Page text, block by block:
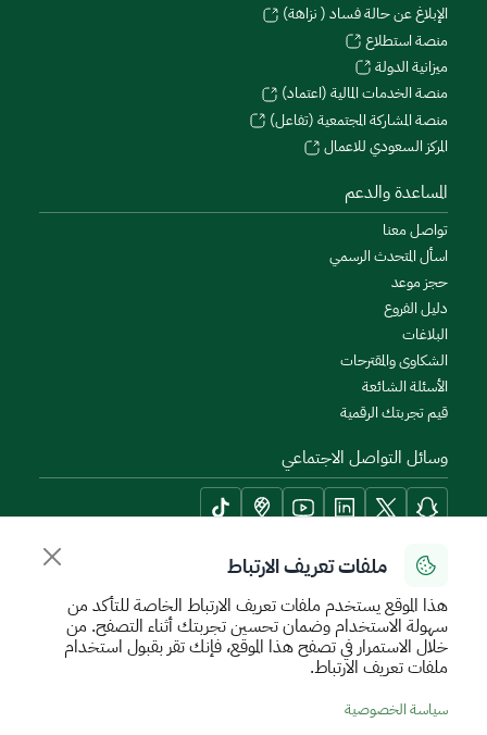
ملفات تعريف الارتباط
هذا الموقع يستخدم ملفات تعريف الارتباط الخاصة للتأكد من
سهولة الاستخدام وضمان تحسين تجربتك أثناء التصفح. من
خلال الاستمرار في تصفح هذا الموقع، فإنك تقر بقبول استخدام
ملفات تعريف الارتباط.
سياسة الخصوصية
الإبلاغ عن حالة فساد ( نزاهة)
منصة استطلاع
ميزانية الدولة
منصة الخدمات المالية (اعتماد)
منصة المشاركة المجتمعية (تفاعل)
المركز السعودي للاعمال
المساعدة والدعم
تواصل معنا
اسأل المتحدث الرسمي
حجز موعد
دليل الفروع
البلاغات
الشكاوى والمقترحات
الأسئلة الشائعة
قيم تجربتك الرقمية
وسائل التواصل الاجتماعي
أدوات الإتاحة وامكانية الوصول
سياسة الإستخدام الآمن